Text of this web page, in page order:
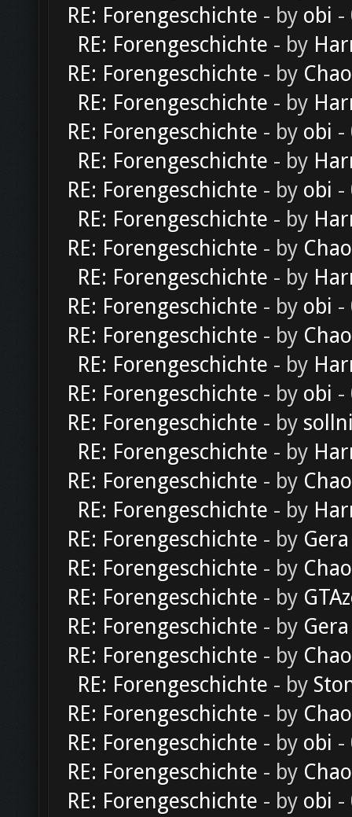
RE: Forengeschichte - by obi -
RE: Forengeschichte - by
RE: Forengeschichte - by
RE: Forengeschichte - by
RE: Forengeschichte - by obi -
RE: Forengeschichte - by
RE: Forengeschichte - by obi -
RE: Forengeschichte - by
RE: Forengeschichte - by
RE: Forengeschichte - by
RE: Forengeschichte - by obi -
RE: Forengeschichte - by
RE: Forengeschichte - by
RE: Forengeschichte - by obi -
RE: Forengeschichte - by
RE: Forengeschichte - by
RE: Forengeschichte - by
RE: Forengeschichte - by
RE: Forengeschichte - by Gera
RE: Forengeschichte - by
RE: Forengeschichte - by
RE: Forengeschichte - by Gera
RE: Forengeschichte - by
RE: Forengeschichte - by
RE: Forengeschichte - by
RE: Forengeschichte - by obi -
RE: Forengeschichte - by
RE: Forengeschichte - by obi -